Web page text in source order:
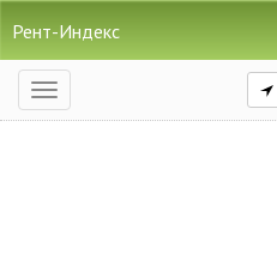
Рент-Индекс
Открыть
навигацию